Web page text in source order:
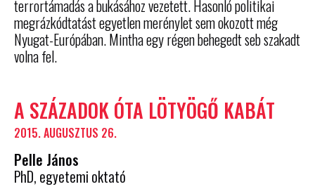
terrortámadás a bukásához vezetett. Hasonló politikai
megrázkódtatást egyetlen merénylet sem okozott még
Nyugat-Európában. Mintha egy régen behegedt seb szakadt
volna fel.
A SZÁZADOK ÓTA LÖTYÖGŐ KABÁT
2015. AUGUSZTUS 26.
Pelle János
PhD, egyetemi oktató